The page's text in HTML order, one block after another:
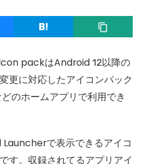
packはAndroid 12以降の
更に対応したアイコンパック
のホームアプリで利用でき
で表示できるアイコ
す。収録されてるアプリアイ